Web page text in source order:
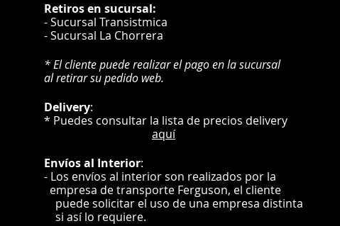
Retiros en sucursal:
- Sucursal Transistmica
- Sucursal La Chorrera
* El cliente puede realizar el pago en la sucursal
al retirar su pedido web.
Delivery:
* Puedes consultar la lista de precios delivery
aquí
Envíosal Interior:
- Los envíos al interior son realizados por la
empresa de transporte Ferguson, el cliente
puede solicitar el uso de una empresa distinta
si así lo requiere.